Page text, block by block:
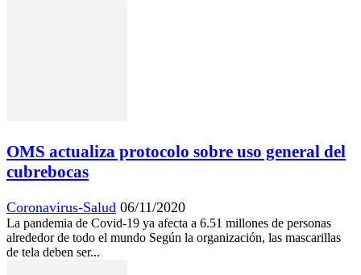
OMS actualiza protocolo sobre uso general del
cubrebocas
Coronavirus-Salud 06/11/2020
La pandemia de Covid-19 ya afecta a 6.51 millones de personas
alrededor de todo el mundo Según la organización, las mascarillas
de tela deben ser...